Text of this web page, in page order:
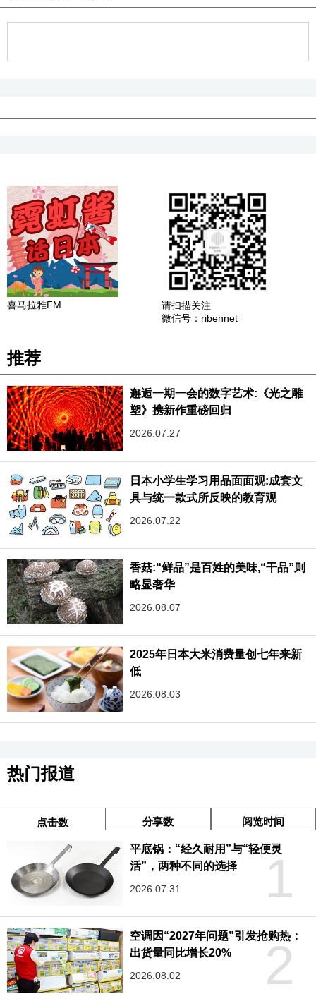
喜马拉雅FM
请扫描关注
微信号：ribennet
推荐
邂逅一期一会的数字艺术:《光之雕
塑》携新作重磅回归
2026.07.27
日本小学生学习用品面面观:成套文
具与统一款式所反映的教育观
2026.07.22
香菇:“鲜品”是百姓的美味,“干品”则
略显奢华
2026.08.07
2025年日本大米消费量创七年来新
低
2026.08.03
热门报道
点击数 分享数 阅览时间
1
平底锅：“经久耐用”与“轻便灵
活”，两种不同的选择
2026.07.31
2
空调因“2027年问题”引发抢购热：
出货量同比增长20%
2026.08.02